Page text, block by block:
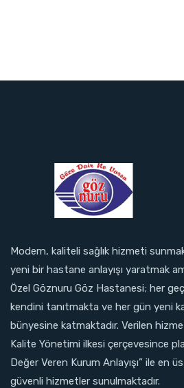
Modern, kaliteli sağlık hizmeti
yeni bir hastane anlayışı yaratmak
Özel Göznuru Göz Hastanesi; her
kendini tanıtmakta ve her gün yeni
bünyesine katmaktadır. Verilen
Kalite Yönetimi ilkesi çerçevesince
Değer Veren Kurum Anlayışı” ile en
güvenli hizmetler sunulmaktadır.